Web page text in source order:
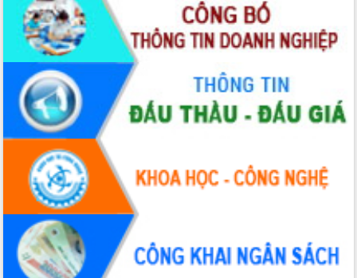
du khách thông qua Hệ thống cơ sở dữ
liệu và Bản đồ số
Tập huấn ứng dụng trí tuệ nhân tạo (AI)
trong thương mại điện tử năm 2026
Đoàn đại biểu Quốc hội tỉnh Đắk Lắk
trao đổi thông tin trước Kỳ họp thứ
nhất, Quốc hội khóa XVI
Quyết liệt cải cách hành chính, khơi
thông nguồn lực phát triển
Nâng cao hiệu lực, hiệu quả HĐND
tỉnh thông qua hiện đại hóa hành chính
Xã Ea Phê gắn cải cách hành chính với
chuyển đổi số
Phó Chủ tịch Thường trực UBND tỉnh
Hồ Thị Nguyên Thảo làm việc tại Trung
tâm Phục vụ hành chính công xã Ea